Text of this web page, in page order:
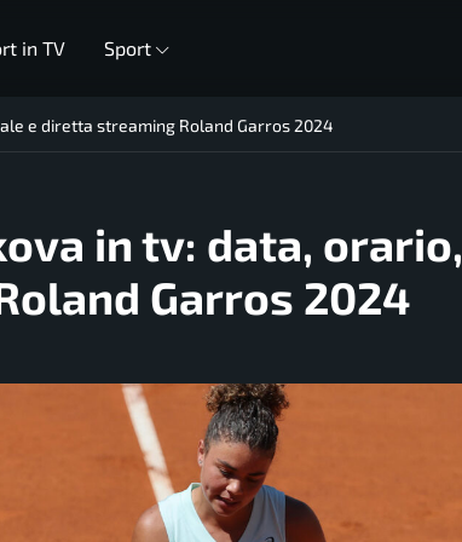
in TV Sport
e diretta streaming Roland Garros 2024
in tv: data, orario,
Garros 2024